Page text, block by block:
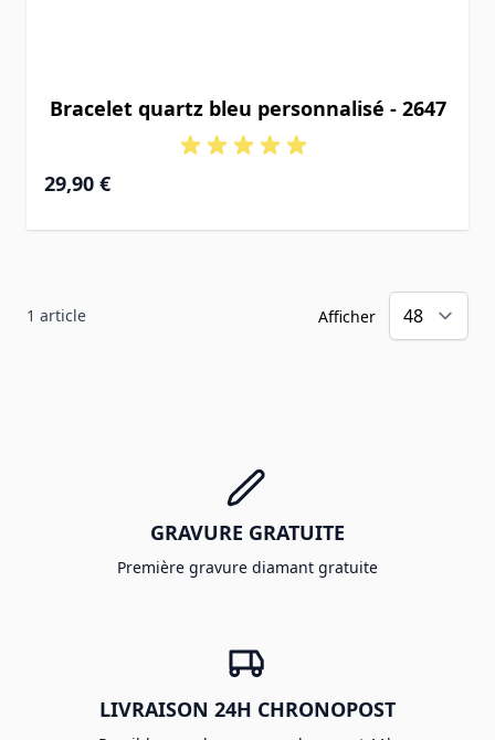
Bracelet quartz bleu personnalisé - 2647
29,90 €
1 article Afficher
GRAVURE GRATUITE
Première gravure diamant gratuite
LIVRAISON 24H CHRONOPOST